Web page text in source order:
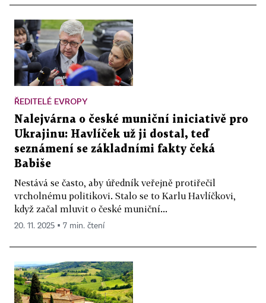
ŘEDITELÉ EVROPY
Nalejvárna o české muniční iniciativě pro
Ukrajinu: Havlíček už ji dostal, teď
seznámení se základními fakty čeká
Babiše
Nestává se často, aby úředník veřejně protiřečil
vrcholnému politikovi. Stalo se to Karlu Havlíčkovi,
když začal mluvit o české muniční...
20. 11. 2025 ▪ 7 min. čtení